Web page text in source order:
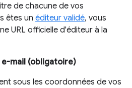
de chacune de vos
êtes un éditeur validé, vous
URL officielle d'éditeur à la
mail (obligatoire)
sous les coordonnées de vos